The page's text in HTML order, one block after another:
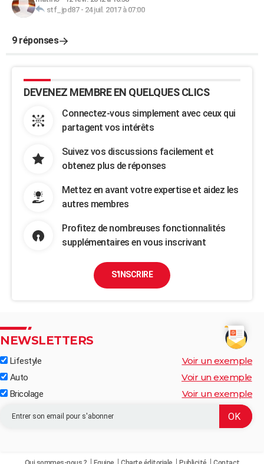
stf_jpd87- 24 juil. 2017 à 07:00
9 réponses
DEVENEZ MEMBRE EN QUELQUES CLICS
Connectez-vous simplement avec ceux qui
partagent vos intérêts
Suivez vos discussions facilement et
obtenez plus de réponses
Mettez en avant votre expertise et aidez les
autres membres
Profitez de nombreuses fonctionnalités
supplémentaires en vous inscrivant
S'INSCRIRE
NEWSLETTERS
Lifestyle Voir un exemple
Auto Voir un exemple
Bricolage Voir un exemple